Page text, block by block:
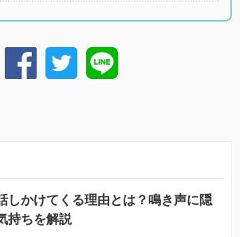
しかけてくる理由とは？鳴き声に隠
持ちを解説